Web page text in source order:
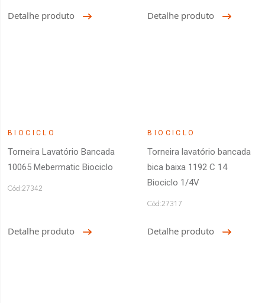
Detalhe produto Detalhe produto
BIOCICLO
Torneira Lavatório Bancada
10065 Mebermatic Biociclo
Cód:27342
Detalhe produto
BIOCICLO
Torneira lavatório bancada
bica baixa 1192 C 14
Biociclo 1/4V
Cód:27317
Detalhe produto